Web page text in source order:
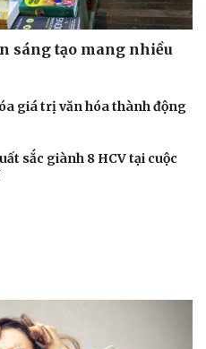
sáng tạo mang nhiều
giá trị văn hóa thành động
sắc giành 8 HCV tại cuộc